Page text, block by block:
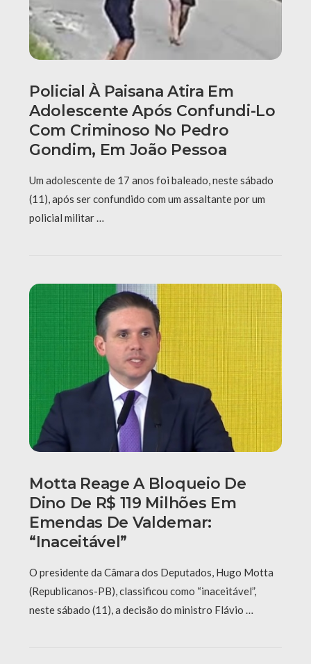
Policial À Paisana Atira Em
Adolescente Após Confundi-Lo
Com Criminoso No Pedro
Gondim, Em João Pessoa
Um adolescente de 17 anos foi baleado, neste sábado
(11), após ser confundido com um assaltante por um
policial militar …
Motta Reage A Bloqueio De
Dino De R$ 119 Milhões Em
Emendas De Valdemar:
“Inaceitável”
O presidente da Câmara dos Deputados, Hugo Motta
(Republicanos-PB), classificou como “inaceitável”,
neste sábado (11), a decisão do ministro Flávio …